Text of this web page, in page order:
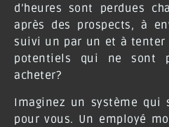
d’heures sont perdues
après des prospects, à
suivi un par un et à
potentiels qui ne sont
acheter?
Imaginez un système qui
pour vous. Un employé